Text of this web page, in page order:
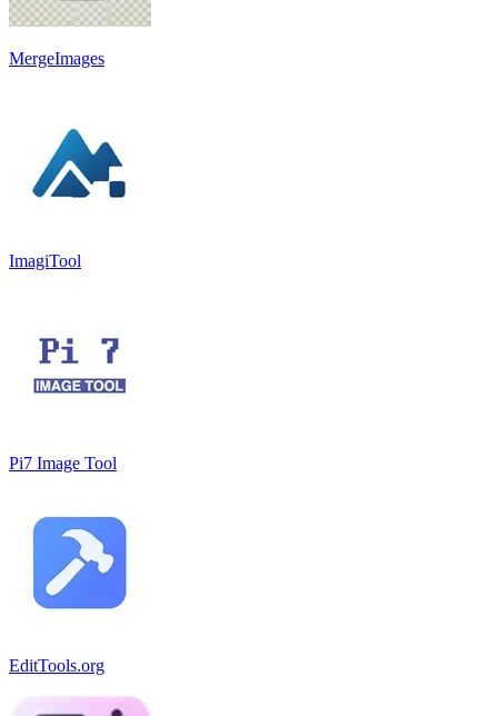
MergeImages
ImagiTool
Pi7 Image Tool
EditTools.org